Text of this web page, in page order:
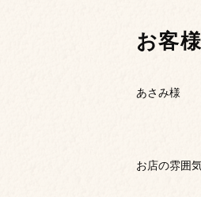
お客
あさみ
お店の雰囲